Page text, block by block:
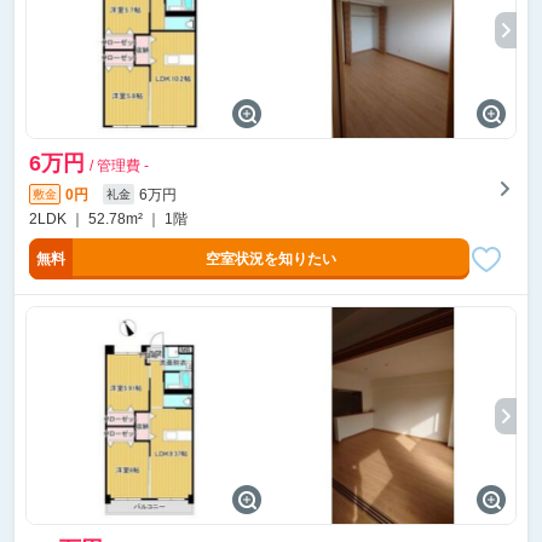
6万円 / 管理費 -
敷金 0円 礼金
6万円
2LDK ｜ 52.78m² ｜ 1階
無料 空室状況を知りたい